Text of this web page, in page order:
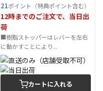
21ポイント（特典ポイント含む）
12時までのご注文で、当日出
荷
■樹脂ストッパーはレバーを左右
に動かすことにより...
カートに入れる